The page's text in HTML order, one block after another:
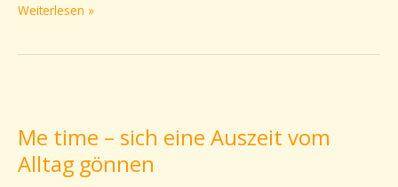
Weiterlesen »
Me time – sich eine Auszeit vom
Alltag gönnen
–
sich
eine